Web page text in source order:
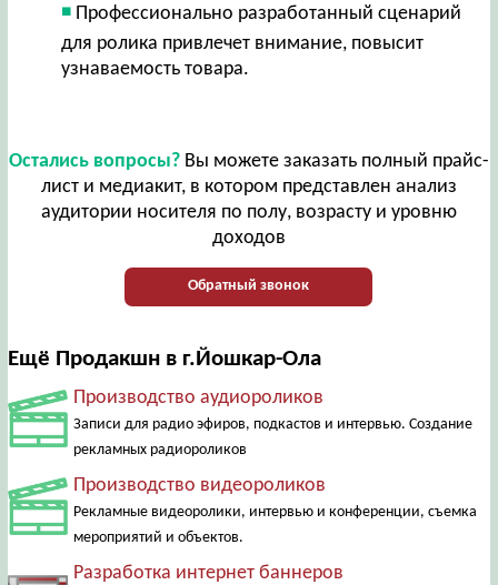
Профессионально разработанный сценарий
для ролика привлечет внимание, повысит
узнаваемость товара.
Остались вопросы?Вы можете заказать полный прайс-
лист и медиакит, в котором представлен анализ
аудитории носителя по полу, возрасту и уровню
доходов
Обратный звонок
Ещё Продакшн в г.Йошкар-Ола
Производство аудиороликов
Записи для радио эфиров, подкастов и интервью. Создание
рекламных радиороликов
Производство видеороликов
Рекламные видеоролики, интервью и конференции, съемка
мероприятий и объектов.
Разработка интернет баннеров